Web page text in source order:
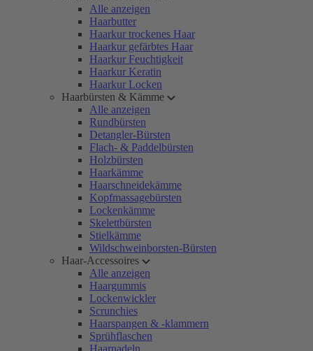
Alle anzeigen
Haarbutter
Haarkur trockenes Haar
Haarkur gefärbtes Haar
Haarkur Feuchtigkeit
Haarkur Keratin
Haarkur Locken
Haarbürsten & Kämme
Alle anzeigen
Rundbürsten
Detangler-Bürsten
Flach- & Paddelbürsten
Holzbürsten
Haarkämme
Haarschneidekämme
Kopfmassagebürsten
Lockenkämme
Skelettbürsten
Stielkämme
Wildschweinborsten-Bürsten
Haar-Accessoires
Alle anzeigen
Haargummis
Lockenwickler
Scrunchies
Haarspangen & -klammern
Sprühflaschen
Haarnadeln